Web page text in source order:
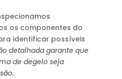
os componentes do
identificar possíveis
detalhada garante que
de degelo seja